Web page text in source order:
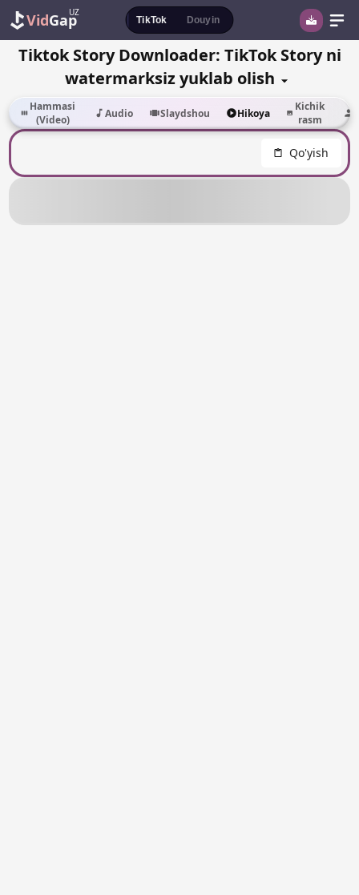
TikTok Douyin
VidGap
UZ
Tiktok Story Downloader: TikTok Story ni
watermarksiz yuklab olish
Hammasi
(Video)
Audio Slaydshou Hikoya
Kichik
rasm
Qo'yish